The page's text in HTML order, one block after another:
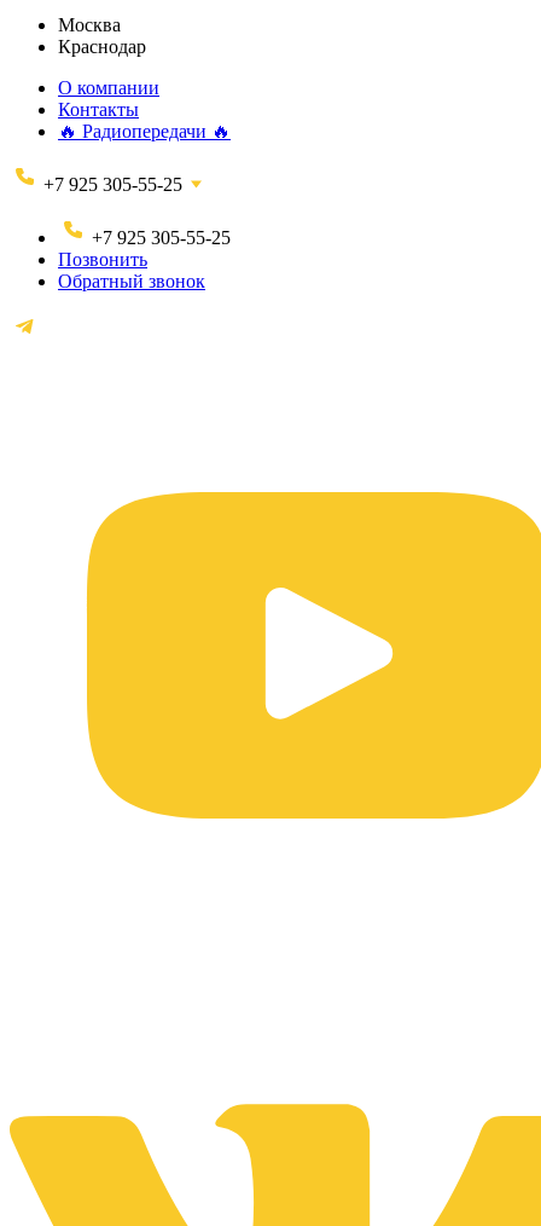
Москва
Краснодар
О компании
Контакты
🔥 Радиопередачи 🔥
+7 925 305-55-25
+7 925 305-55-25
Позвонить
Обратный звонок